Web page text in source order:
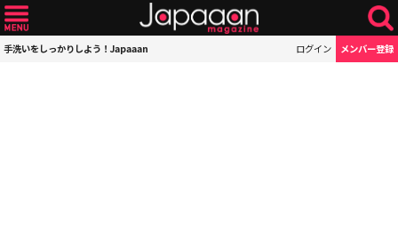
手洗いをしっかりしよう！Japaaan ログイン メンバー登録